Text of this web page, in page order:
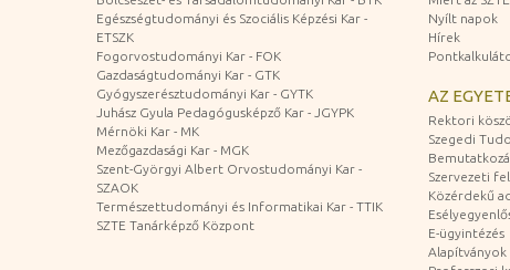
Egészségtudományi és Szociális Képzési Kar -
ETSZK
Fogorvostudományi Kar - FOK
Gazdaságtudományi Kar - GTK
Gyógyszerésztudományi Kar - GYTK
Juhász Gyula Pedagógusképző Kar - JGYPK
Mérnöki Kar - MK
Mezőgazdasági Kar - MGK
Szent-Györgyi Albert Orvostudományi Kar -
SZAOK
Természettudományi és Informatikai Kar - TTIK
SZTE Tanárképző Központ
Nyílt napok
Hírek
AZ
Rektori
Szegedi
Szervezeti
Közérdekű
E-ügyintézés
Alapítványok